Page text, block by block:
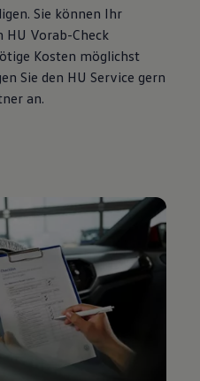
Sie können Ihr
HU Vorab-Check
Kosten möglichst
Sie den HU Service gern
an.